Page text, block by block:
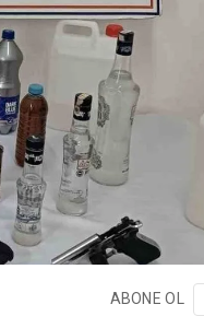
ABONE OL